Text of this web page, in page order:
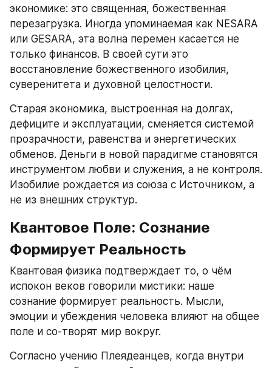
экономике: это священная, божественная
перезагрузка. Иногда упоминаемая как NESARA
или GESARA, эта волна перемен касается не
только финансов. В своей сути это
восстановление божественного изобилия,
суверенитета и духовной целостности.
Старая экономика, выстроенная на долгах,
дефиците и эксплуатации, сменяется системой
прозрачности, равенства и энергетических
обменов. Деньги в новой парадигме становятся
инструментом любви и служения, а не контроля.
Изобилие рождается из союза с Источником, а
не из внешних структур.
Квантовое Поле: Сознание
Формирует Реальность
Квантовая физика подтверждает то, о чём
испокон веков говорили мистики: наше
сознание формирует реальность. Мысли,
эмоции и убеждения человека влияют на общее
поле и со-творят мир вокруг.
Согласно учению Плеядеанцев, когда внутри